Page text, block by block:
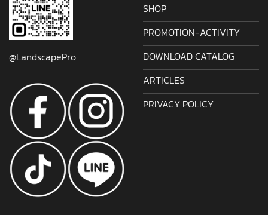
@LandscapePro
SHOP
PROMOTION-ACTIVITY
DOWNLOAD CATALOG
ARTICLES
PRIVACY POLICY